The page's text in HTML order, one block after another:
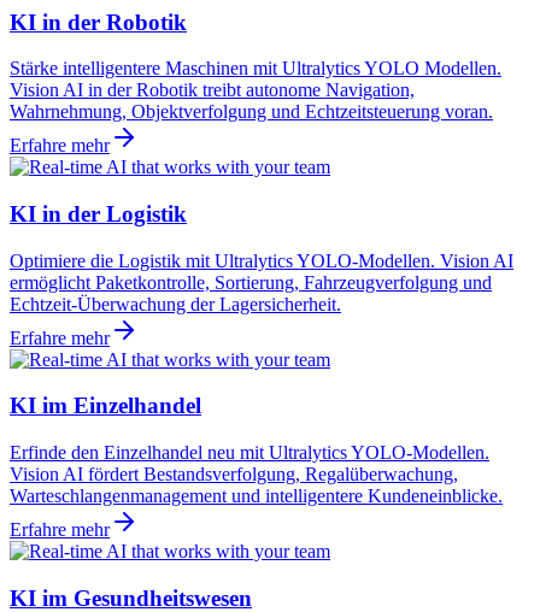
KI in der Robotik
Stärke intelligentere Maschinen mit Ultralytics YOLO Modellen.
Vision AI in der Robotik treibt autonome Navigation,
Wahrnehmung, Objektverfolgung und Echtzeitsteuerung voran.
Erfahre mehr
KI in der Logistik
Optimiere die Logistik mit Ultralytics YOLO-Modellen. Vision AI
ermöglicht Paketkontrolle, Sortierung, Fahrzeugverfolgung und
Echtzeit-Überwachung der Lagersicherheit.
Erfahre mehr
KI im Einzelhandel
Erfinde den Einzelhandel neu mit Ultralytics YOLO-Modellen.
Vision AI fördert Bestandsverfolgung, Regalüberwachung,
Warteschlangenmanagement und intelligentere Kundeneinblicke.
Erfahre mehr
KI im Gesundheitswesen